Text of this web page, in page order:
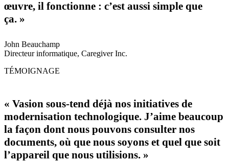
œuvre, il fonctionne : c’est aussi simple que
ça. »
John Beauchamp
Directeur informatique, Caregiver Inc.
TÉMOIGNAGE
« Vasion sous-tend déjà nos initiatives de
modernisation technologique. J’aime beaucoup
la façon dont nous pouvons consulter nos
documents, où que nous soyons et quel que soit
l’appareil que nous utilisions. »